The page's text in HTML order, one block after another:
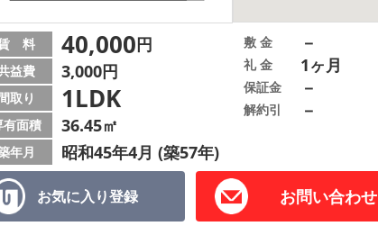
お気に入り登録 お問い合わせ
料 40,000円
益費 3,000円
取り 1LDK
有面積 36.45㎡
年月 昭和45年4月 (築57年)
敷 金 －
礼 金 1ヶ月
保証金 －
解約引 －